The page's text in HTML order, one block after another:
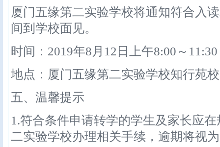
厦门五缘第二实验学校将通知符合入
间到学校面见。
时间：2019年8月12日上午8:00～
地点：厦门五缘第二实验学校知行苑
五、温馨提示
1.符合条件申请转学的学生及家长应
二实验学校办理相关手续，逾期将视